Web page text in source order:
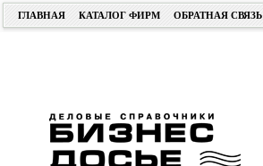
ГЛАВНАЯ КАТАЛОГ ФИРМ ОБРАТНАЯ СВЯЗЬ